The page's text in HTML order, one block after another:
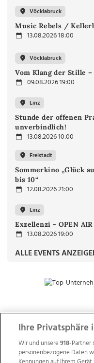
Vöcklabruck
Music Rebels /
13.08.2026 18:00
Vöcklabruck
Vom Klang der Stille
09.08.2026 19:00
Linz
Stunde der offenen
unverbindlich!
13.08.2026 10:00
Freistadt
Sommerkino „Glück
bis 10“
12.08.2026 21:00
Linz
Exzellenzi - OPEN AIR
13.08.2026 19:00
ALLE EVENTS
ZUR
Ihre Privatsphäre
Wir und unsere918-Partner
personenbezogene Daten